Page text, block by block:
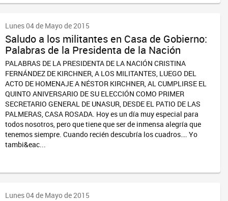
Lunes 04 de Mayo de 2015
Saludo a los militantes en Casa de Gobierno:
Palabras de la Presidenta de la Nación
PALABRAS DE LA PRESIDENTA DE LA NACIÓN CRISTINA
FERNÁNDEZ DE KIRCHNER, A LOS MILITANTES, LUEGO DEL
ACTO DE HOMENAJE A NÉSTOR KIRCHNER, AL CUMPLIRSE EL
QUINTO ANIVERSARIO DE SU ELECCIÓN COMO PRIMER
SECRETARIO GENERAL DE UNASUR, DESDE EL PATIO DE LAS
PALMERAS, CASA ROSADA. Hoy es un día muy especial para
todos nosotros, pero que tiene que ser de inmensa alegría que
tenemos siempre. Cuando recién descubría los cuadros…. Yo
tambi&eac...
Lunes 04 de Mayo de 2015